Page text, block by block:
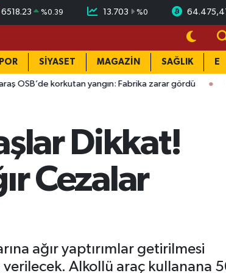
6518.23 %0.39 13.703 %0
SİYASET MAGAZİN SAĞLIK
yangın: Fabrika zarar gördü 09:34
Dikkat!
Cezalar
ağır yaptırımlar getirilmesi
verilecek. Alkollü araç kullanana